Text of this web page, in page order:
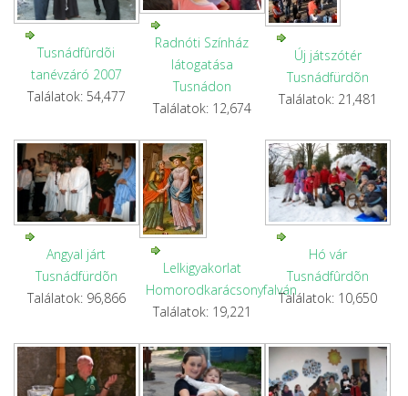
Tusnádfûrdõi
tanévzáró 2007
Találatok: 54,477
Radnóti Színház
látogatása
Tusnádon
Találatok: 12,674
Új játszótér
Tusnádfürdõn
Találatok: 21,481
Angyal járt
Tusnádfürdõn
Találatok: 96,866
Lelkigyakorlat
Homorodkarácsonyfalván
Találatok: 19,221
Hó vár
Tusnádfûrdõn
Találatok: 10,650